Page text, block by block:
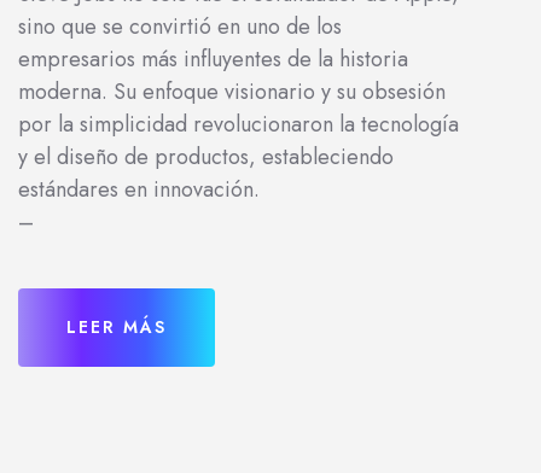
sino que se convirtió en uno de los
empresarios más influyentes de la historia
moderna. Su enfoque visionario y su obsesión
por la simplicidad revolucionaron la tecnología
y el diseño de productos, estableciendo
estándares en innovación.
–
LEER MÁS